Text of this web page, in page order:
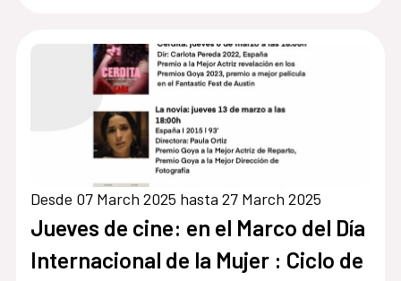
Desde 07 March 2025 hasta 27 March 2025
Jueves de cine: en el Marco del Día
Internacional de la Mujer : Ciclo de